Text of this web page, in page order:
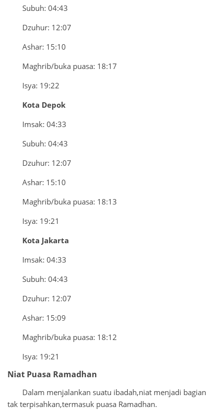
Subuh: 04:43
Dzuhur: 12:07
Ashar: 15:10
Maghrib/buka puasa: 18:17
Isya: 19:22
Kota Depok
Imsak: 04:33
Subuh: 04:43
Dzuhur: 12:07
Ashar: 15:10
Maghrib/buka puasa: 18:13
Isya: 19:21
Kota Jakarta
Imsak: 04:33
Subuh: 04:43
Dzuhur: 12:07
Ashar: 15:09
Maghrib/buka puasa: 18:12
Isya: 19:21
Niat Puasa Ramadhan
Dalam menjalankan suatu ibadah,niat menjadi bagian
tak terpisahkan,termasuk puasa Ramadhan.